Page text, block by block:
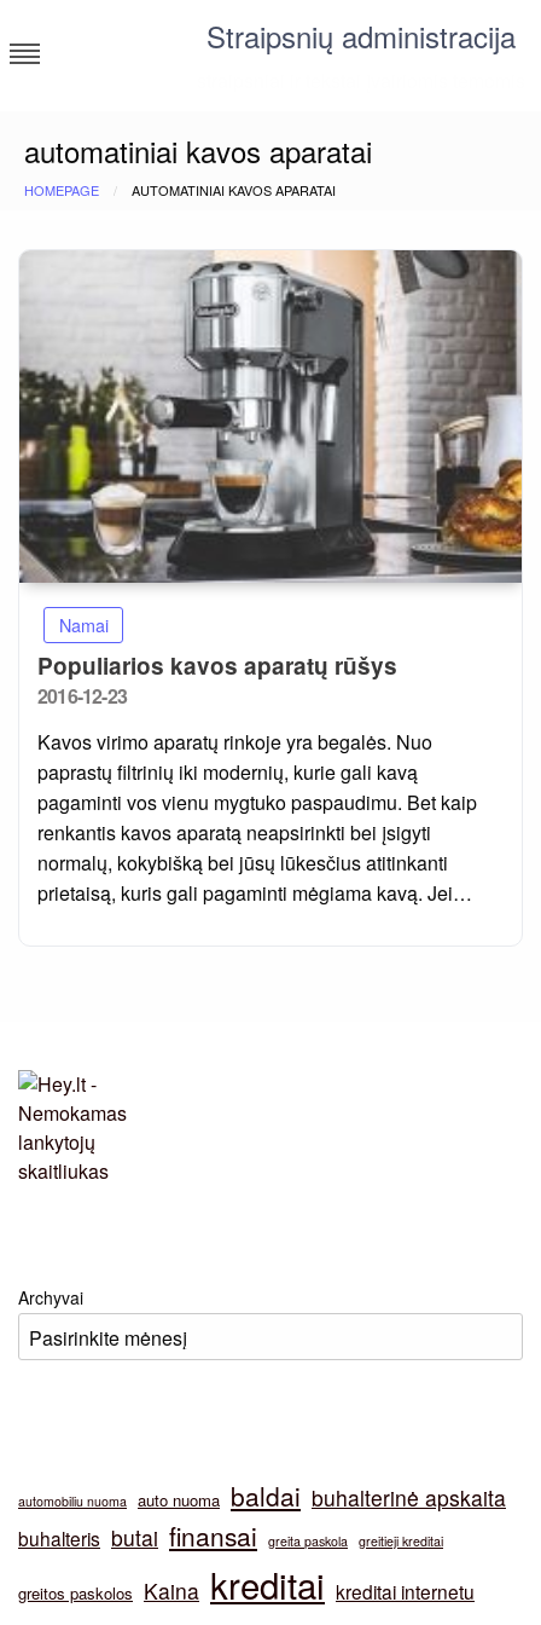
to
content
Straipsnių administracija
automatiniai kavos aparatai
HOMEPAGE AUTOMATINIAI KAVOS APARATAI
Namai
Populiarios kavos aparatų rūšys
Posted
2016-12-23
Kavos virimo aparatų rinkoje yra begalės. Nuo
paprastų filtrinių iki modernių, kurie gali kavą
pagaminti vos vienu mygtuko paspaudimu. Bet kaip
renkantis kavos aparatą neapsirinkti bei įsigyti
normalų, kokybišką bei jūsų lūkesčius atitinkanti
prietaisą, kuris gali pagaminti mėgiama kavą. Jei…
Archyvai
automobiliu nuoma auto nuoma baldai buhalterinė apskaita
buhalteris butai finansai greita paskola greitieji kreditai
greitos paskolos Kaina kreditai kreditai internetu